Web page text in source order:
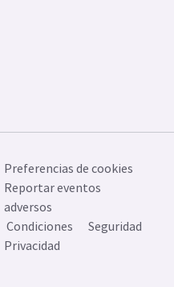
Preferencias de cookies
Reportar eventos
adversos
Condiciones
Seguridad
Privacidad